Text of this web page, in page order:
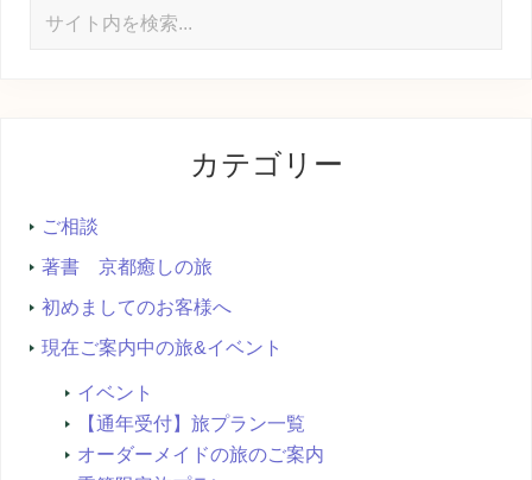
カテゴリー
ご相談
著書 京都癒しの旅
初めましてのお客様へ
現在ご案内中の旅&イベント
イベント
【通年受付】旅プラン一覧
オーダーメイドの旅のご案内